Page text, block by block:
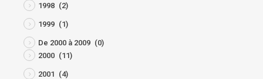
1998 (2)
1999 (1)
De 2000 à 2009 (0)
2000 (11)
2001 (4)